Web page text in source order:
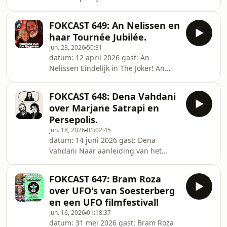
zijn top 5 Mel Brooks films.
FOKCAST 649: An Nelissen en
haar Tournée Jubilée.
jun. 23, 2026 50:31
datum: 12 april 2026 gast: An
Nelissen Eindelijk in The Joker! An
comedy scene. We spreken over haar
carrière en haar nieuwe voorstelling!
FOKCAST 648: Dena Vahdani
over Marjane Satrapi en
Persepolis.
jun. 18, 202601:02:45
datum: 14 juni 2026 gast: Dena
Vahdani Naar aanleiding van het
Satrapi spreken we met Dena,
comedian die ook Iraanse roots heeft,
over Satrapi, over de geweldige
graphic novel en film: Persepolis, over
FOKCAST 647: Bram Roza
over UFO's van Soesterberg
en een UFO filmfestival!
jun. 16, 202601:18:37
datum: 31 mei 2026 gast: Bram Roza